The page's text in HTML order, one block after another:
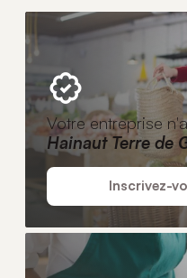
Votre entreprise
Hainaut Terre de
Inscrivez-